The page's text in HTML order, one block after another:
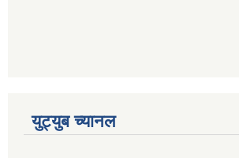
युट्युब च्यानल